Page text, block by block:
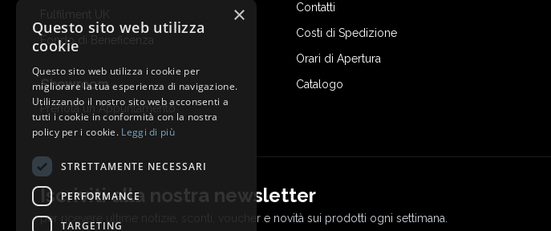
Fulfilment UK
Fondo di Beneficenza
Showroom
Prenota un Appuntamento
Contatti
Costi di Spedizione
Orari di Apertura
Catalogo
Iscriviti alla nostra newsletter
per ricevere ultime notizie, sconti, voucher e novità sui prodotti ogni settimana.
×
Questo sito web utilizza
cookie
Questo sito web utilizza i cookie per
migliorare la tua esperienza di navigazione.
Utilizzando il nostro sito web acconsenti a
tutti i cookie in conformità con la nostra
policy per i cookie. Leggi di più
STRETTAMENTE NECESSARI
PERFORMANCE
TARGETING